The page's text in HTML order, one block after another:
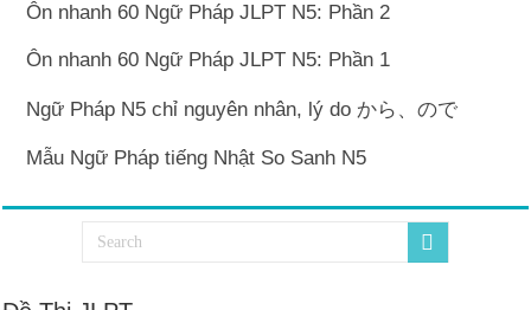
Ôn nhanh 60 Ngữ Pháp JLPT N5: Phần 2
Ôn nhanh 60 Ngữ Pháp JLPT N5: Phần 1
Ngữ Pháp N5 chỉ nguyên nhân, lý do から、ので
Mẫu Ngữ Pháp tiếng Nhật So Sanh N5